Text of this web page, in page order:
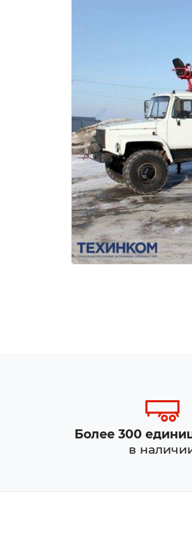
Более 300
в